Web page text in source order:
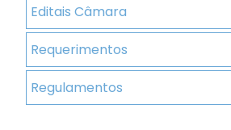
Editais Câmara
Requerimentos
Regulamentos